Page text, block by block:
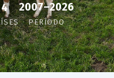
4 2007–2026
PERÍODO